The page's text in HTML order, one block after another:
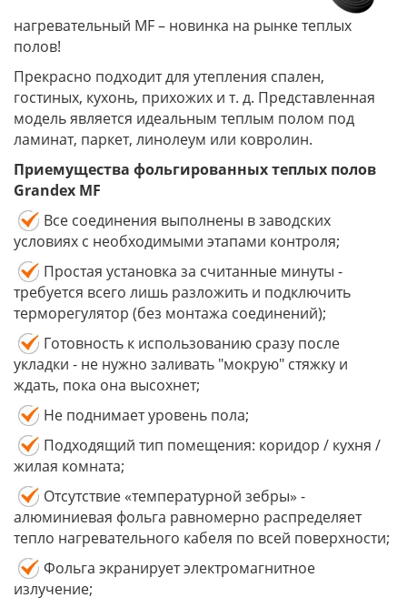
нагревательный MF – новинка на рынке теплых
полов!
Прекрасно подходит для утепления спален,
гостиных, кухонь, прихожих и т. д. Представленная
модель является идеальным теплым полом под
ламинат, паркет, линолеум или ковролин.
Приемущества фольгированных теплых полов
Grandex MF
Все соединения выполнены в заводских
условиях с необходимыми этапами контроля;
Простая установка за считанные минуты -
требуется всего лишь разложить и подключить
терморегулятор (без монтажа соединений);
Готовность к использованию сразу после
укладки - не нужно заливать "мокрую" стяжку и
ждать, пока она высохнет;
Не поднимает уровень пола;
Подходящий тип помещения: коридор / кухня /
жилая комната;
Отсутствие «температурной зебры» -
алюминиевая фольга равномерно распределяет
тепло нагревательного кабеля по всей поверхности;
Фольга экранирует электромагнитное
излучение;